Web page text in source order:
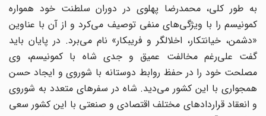
به طور کلی، محمدرضا پهلوی در دوران سلطنت خود همواره
کمونیسم را با ویژگی‌های منفی توصیف می‌کرد و از آن با عناوین
«دشمن، خیانتکار، اخلالگر و فریبکار» نام می‌برد. در پایان باید
گفت علی‌رغم مخالفت عمیق و جدی شاه با کمونیسم، وی
مصلحت خود را در حفظ روابط دوستانه با شوروی و ایجاد حسن
همجواری با این کشور می‌دید. شاه در سفرهای متعدد به شوروی
و انعقاد قراردادهای مختلف اقتصادی و صنعتی با این کشور سعی